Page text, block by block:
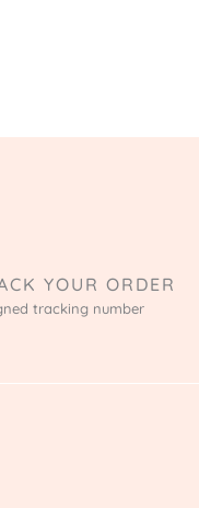
YOUR ORDER
tracking number